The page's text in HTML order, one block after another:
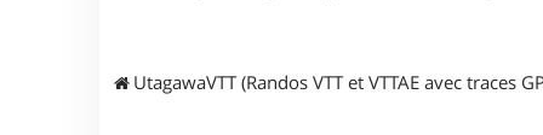
UtagawaVTT (Randos VTT et VTTAE avec traces